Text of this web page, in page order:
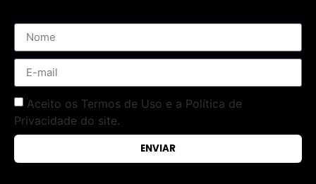
Aceito os Termos de Uso e a Política de
Privacidade do site.
ENVIAR